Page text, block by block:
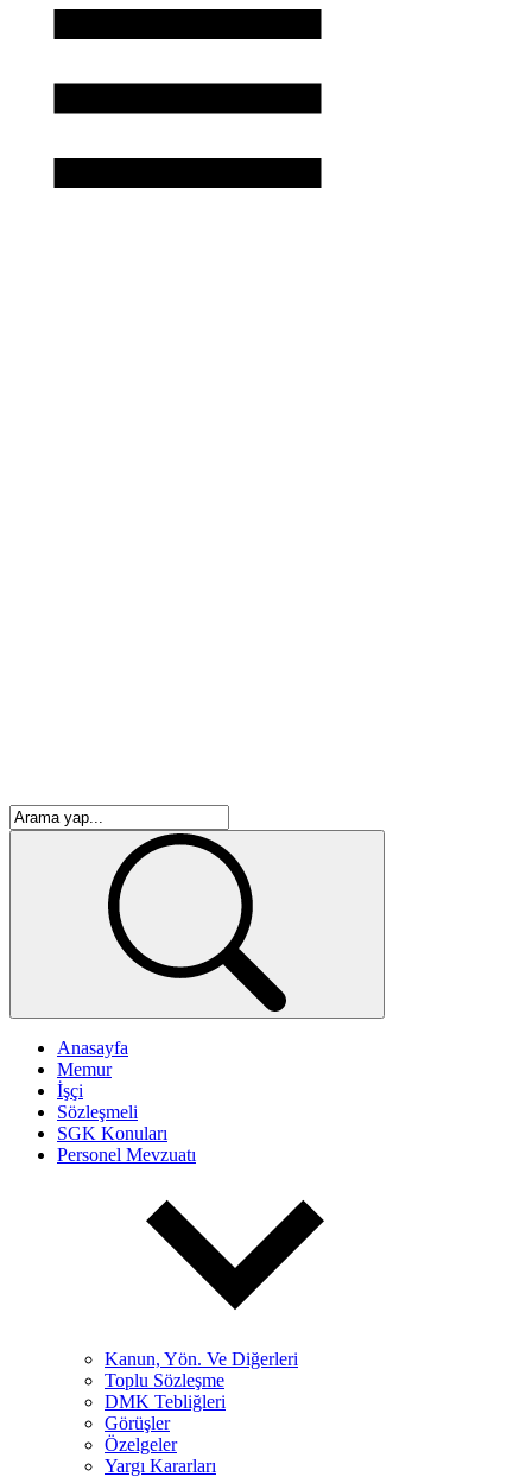
Anasayfa
Memur
İşçi
Sözleşmeli
SGK Konuları
Personel Mevzuatı
Kanun, Yön. Ve Diğerleri
Toplu Sözleşme
DMK Tebliğleri
Görüşler
Özelgeler
Yargı Kararları